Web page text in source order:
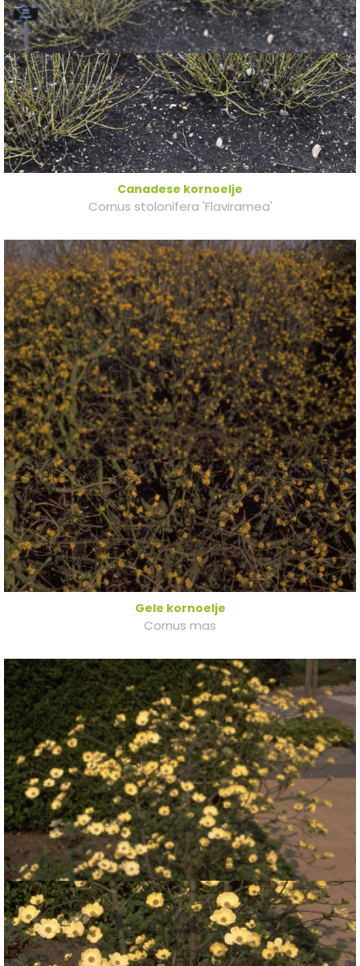
Canadese kornoelje
Cornus stolonifera 'Flaviramea'
Gele kornoelje
Cornus mas